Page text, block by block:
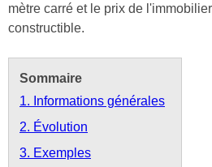
mètre carré et le prix de
constructible.
Sommaire
1. Informations générales
2. Évolution
3. Exemples